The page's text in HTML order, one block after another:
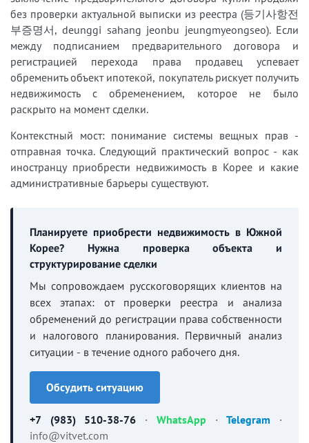
без проверки актуальной выписки из реестра (등기사항전
부증명서, deunggi sahang jeonbu jeungmyeongseo). Если
между подписанием предварительного договора и
регистрацией перехода права продавец успевает
обременить объект ипотекой, покупатель рискует получить
недвижимость с обременением, которое не было
раскрыто на момент сделки.
Контекстный мост: понимание системы вещных прав -
отправная точка. Следующий практический вопрос - как
иностранцу приобрести недвижимость в Корее и какие
административные барьеры существуют.
Планируете приобрести недвижимость в Южной
Корее? Нужна проверка объекта и
структурирование сделки
Мы сопровождаем русскоговорящих клиентов на
всех этапах: от проверки реестра и анализа
обременений до регистрации права собственности
и налогового планирования. Первичный анализ
ситуации - в течение одного рабочего дня.
Обсудить ситуацию
+7 (983) 510-38-76 · WhatsApp ·Telegram ·
info@vitvet.com